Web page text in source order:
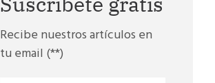
Recibe nuestros artículos en
tu email (**)